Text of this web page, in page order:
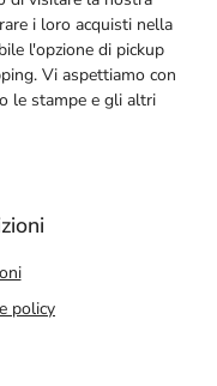
i loro acquisti nella
l'opzione di pickup
Vi aspettiamo con
le stampe e gli altri
policy